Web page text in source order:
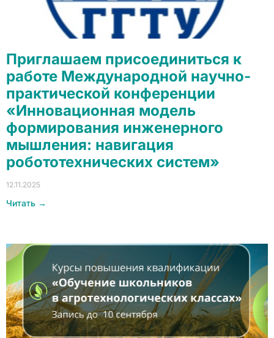
Приглашаем присоединиться к
работе Международной научно-
практической конференции
«Инновационная модель
формирования инженерного
мышления: навигация
робототехнических систем»
12.11.2025
Читать →